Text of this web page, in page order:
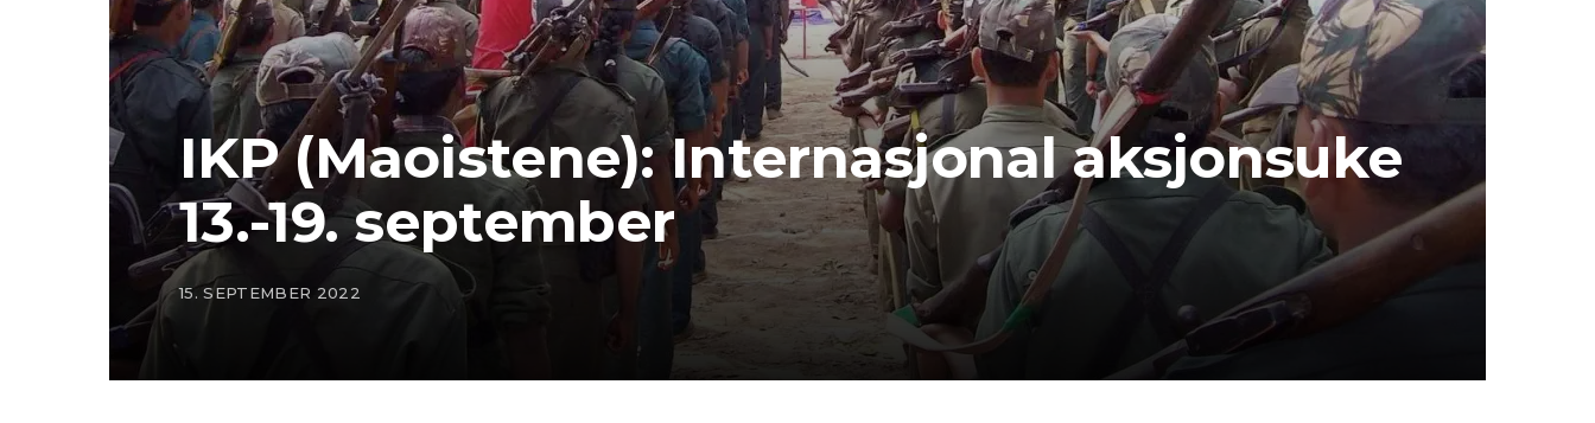
IKP (Maoistene): Internasjonal aksjonsuke
13.-19. september
15. SEPTEMBER 2022